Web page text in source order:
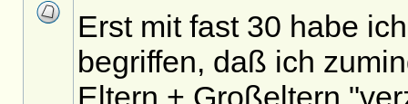
Erst mit fast 30 habe
begriffen, daß ich
Eltern + Großeltern